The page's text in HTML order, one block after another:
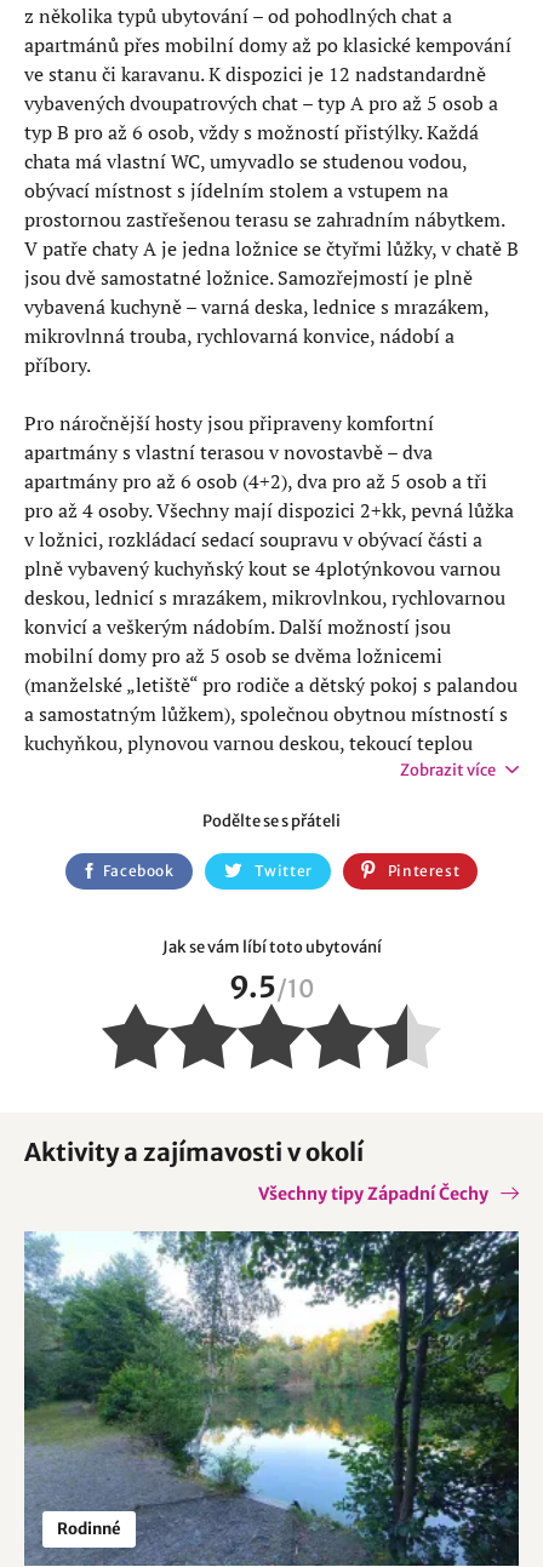
z několika typů ubytování – od pohodlných chat a
apartmánů přes mobilní domy až po klasické kempování
ve stanu či karavanu. K dispozici je 12 nadstandardně
vybavených dvoupatrových chat – typ A pro až 5 osob a
typ B pro až 6 osob, vždy s možností přistýlky. Každá
chata má vlastní WC, umyvadlo se studenou vodou,
obývací místnost s jídelním stolem a vstupem na
prostornou zastřešenou terasu se zahradním nábytkem.
V patře chaty A je jedna ložnice se čtyřmi lůžky, v chatě B
jsou dvě samostatné ložnice. Samozřejmostí je plně
vybavená kuchyně – varná deska, lednice s mrazákem,
mikrovlnná trouba, rychlovarná konvice, nádobí a
příbory.
Pro náročnější hosty jsou připraveny komfortní
apartmány s vlastní terasou v novostavbě – dva
apartmány pro až 6 osob (4+2), dva pro až 5 osob a tři
pro až 4 osoby. Všechny mají dispozici 2+kk, pevná lůžka
v ložnici, rozkládací sedací soupravu v obývací části a
plně vybavený kuchyňský kout se 4plotýnkovou varnou
deskou, lednicí s mrazákem, mikrovlnkou, rychlovarnou
konvicí a veškerým nádobím. Další možností jsou
mobilní domy pro až 5 osob se dvěma ložnicemi
(manželské „letiště“ pro rodiče a dětský pokoj s palandou
a samostatným lůžkem), společnou obytnou místností s
kuchyňkou, plynovou varnou deskou, tekoucí teplou
vodou a vlastním sociálním zařízením se sprchou,
Milovníci klasického kempování ocení 70 kempových
míst o velikosti cca 70–100 m² s elektrickou přípojkou
karavanisty je k dispozici výlevka chemického WC a
možnost doplnění pitné vody. Celý areál je oplocený a
osvětlený, sociální zařízení je moderní, vytápěné,
přístupné 24/7 a bez žetonů – k dispozici jsou sprchy v
samostatných kójích, uzavíratelné koupelny s WC,
Pro detailnější náhled do interiéru ubytování můžete
navštívit přímo stránky ubytovatele, kde je k dispozici
také Google View:https://www.camping-
karolina.cz/ubytovani.html
Okolí kempu tvoří klidné údolí říčky Tichá (Hamerský
potok), obklopené zalesněnými svahy a loukami na
rozhraní Slavkovského lesa a Českého lesa. Je to jedna z
nejméně obydlených oblastí západních Čech, takže tu
opravdu zažijete ticho, čistý vzduch a přírodu doslova „za
plotem“ – ideální na procházky, houbaření, koupání v
bazénu v kempu a relax u vody. Díky položenému údolí je
tu v létě příjemněji než ve městech, večer se stmívá v
klidu a bez ruchu.
Zobrazit více
Podělte se s přáteli
Facebook Twitter Pinterest
Jak se vám líbí toto ubytování
9.5/10
Aktivity a zajímavosti v okolí
Všechny tipy Západní Čechy
Rodinné